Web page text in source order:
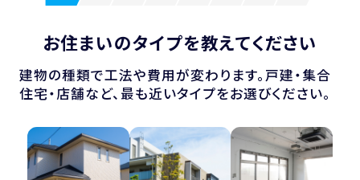
お住まいのタイプを教えてください
建物の種類で工法や費用が変わります。戸建・集合
住宅・店舗など、最も近いタイプをお選びください。